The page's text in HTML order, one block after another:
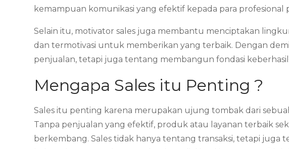
kemampuan komunikasi yang efektif kepada para profesional
Selain itu, motivator sales juga membantu menciptakan
dan termotivasi untuk memberikan yang terbaik. Dengan
penjualan, tetapi juga tentang membangun fondasi
Mengapa Sales itu Penting ?
Sales itu penting karena merupakan ujung tombak dari
Tanpa penjualan yang efektif, produk atau layanan terbaik
berkembang. Sales tidak hanya tentang transaksi, tetapi